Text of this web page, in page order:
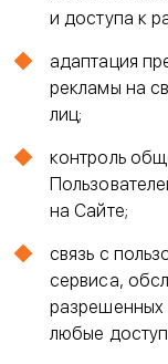
и доступа к
адаптация
рекламы на
лиц;
контроль
на Сайте;
связь с
сервиса,
разрешенных
любые